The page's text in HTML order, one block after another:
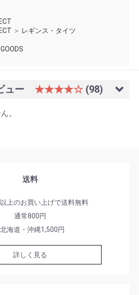
＞ レギンス・タイツ
ュー ★★★★☆ (98)
。
送料
上のお買い上げで送料無料
通常800円
海道・沖縄1,500円
詳しく見る